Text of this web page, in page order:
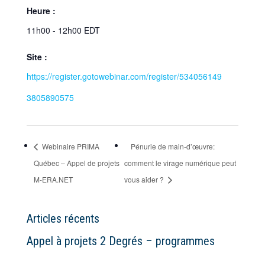
Heure :
11h00 - 12h00 EDT
Site :
https://register.gotowebinar.com/register/534056149
3805890575
Webinaire PRIMA
Québec – Appel de projets
M-ERA.NET
Pénurie de main-d’œuvre:
comment le virage numérique peut
vous aider ?
Articles récents
Appel à projets 2 Degrés – programmes